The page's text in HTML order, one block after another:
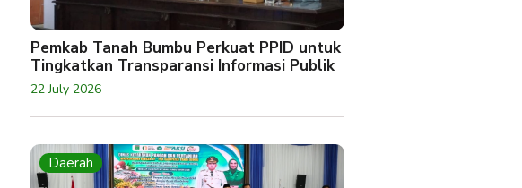
Pemkab Tanah Bumbu Perkuat PPID untuk
Tingkatkan Transparansi Informasi Publik
22 July 2026
Daerah